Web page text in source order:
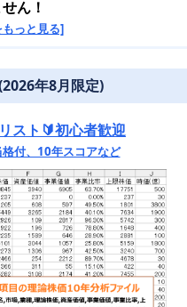
ん！
っと見る]
年8月限定)
スト🔰初心者歓迎
付、10年スコアなど